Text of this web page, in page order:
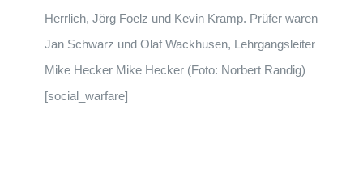
Herrlich, Jörg Foelz und Kevin Kramp. Prüfer waren
Jan Schwarz und Olaf Wackhusen, Lehrgangsleiter
Mike Hecker Mike Hecker (Foto: Norbert Randig)
[social_warfare]